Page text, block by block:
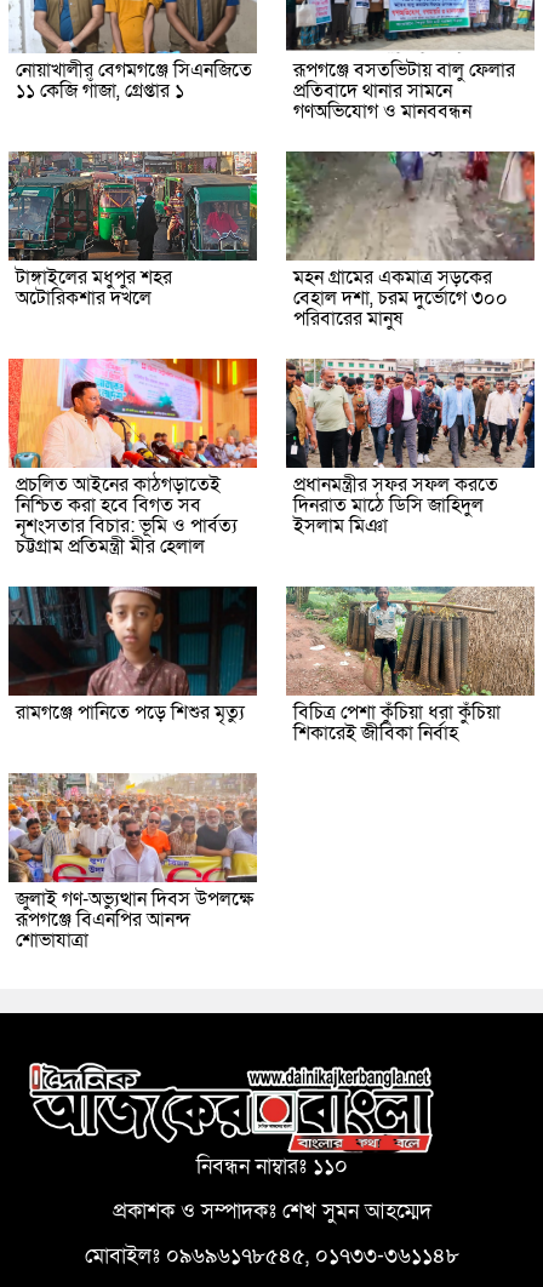
নোয়াখালীর বেগমগঞ্জে সিএনজিতে
১১ কেজি গাঁজা, গ্রেপ্তার ১
রূপগঞ্জে বসতভিটায় বালু ফেলার
প্রতিবাদে থানার সামনে
গণঅভিযোগ ও মানববন্ধন
টাঙ্গাইলের মধুপুর শহর
অটোরিকশার দখলে
মহন গ্রামের একমাত্র সড়কের
বেহাল দশা, চরম দুর্ভোগে ৩০০
পরিবারের মানুষ
প্রচলিত আইনের কাঠগড়াতেই
নিশ্চিত করা হবে বিগত সব
নৃশংসতার বিচার: ভূমি ও পার্বত্য
চট্টগ্রাম প্রতিমন্ত্রী মীর হেলাল
প্রধানমন্ত্রীর সফর সফল করতে
দিনরাত মাঠে ডিসি জাহিদুল
ইসলাম মিঞা
রামগঞ্জে পানিতে পড়ে শিশুর মৃত্যু বিচিত্র পেশা কুঁচিয়া ধরা কুঁচিয়া
শিকারেই জীবিকা নির্বাহ
জুলাই গণ-অভ্যুত্থান দিবস উপলক্ষে
রূপগঞ্জে বিএনপির আনন্দ
শোভাযাত্রা
নিবন্ধন নাম্বারঃ ১১০
প্রকাশক ও সম্পাদকঃ শেখ সুমন আহম্মেদ
মোবাইলঃ ০৯৬৯৬১৭৮৫৪৫, ০১৭৩৩-৩৬১১৪৮